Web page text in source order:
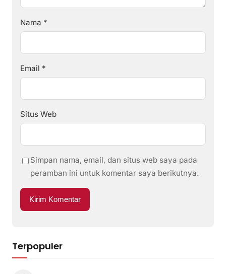
Nama *
Email *
Situs Web
Simpan nama, email, dan situs web saya pada
peramban ini untuk komentar saya berikutnya.
Terpopuler